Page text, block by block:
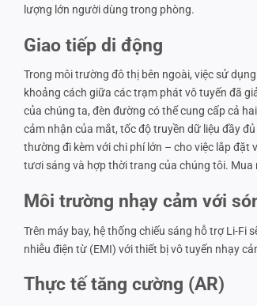
lượng lớn người dùng trong phòng.
Giao tiếp di động
Trong môi trường đô thị bên ngoài, việc sử
khoảng cách giữa các trạm phát vô tuyến đã
của chúng ta, đèn đường có thể cung cấp cả
cảm nhận của mắt, tốc độ truyền dữ liệu đầy
thường đi kèm với chi phí lớn – cho việc lắp
tươi sáng và hợp thời trang của chúng tôi. Mua
Môi trường nhạy cảm với
Trên máy bay, hệ thống chiếu sáng hỗ trợ Li-Fi
nhiễu điện từ (EMI) với thiết bị vô tuyến nhạy
Thực tế tăng cường (AR)